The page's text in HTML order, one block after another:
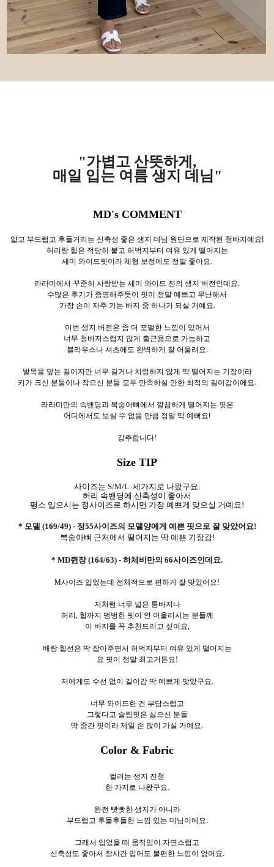
"가볍고 산뜻하게,
매일 입는 여름 생지 데님"
MD's COMMENT
얇고 부드럽고 후들거리는 신축성 좋은 생지 데님 원단으로 제작된 청바지예요!
허리랑 힙은 적당히 붙고 허벅지부터 여유 있게 떨어지는
세미 와이드핏이라 체형 보정에도 정말 좋아요.
라라미에서 꾸준히 사랑받는 세미 와이드 진의 생지 버전인데요.
수많은 후기가 증명해주듯이 핏이 정말 예쁘고 무난해서
가장 손이 자주 가는 바지 중 하나가 되실 거예요.
이번 생지 버전은 좀 더 포멀한 느낌이 있어서
너무 청바지스럽지 않게 출근용으로 가능하고
블라우스나 셔츠에도 완벽하게 잘 어울려요.
발목을 덮는 길이지만 너무 길거나 치렁하지 않게 딱 떨어지는 기장이라
키가 크신 분들이나 작으신 분들 모두 만족하실 만한 최적의 길이감이에요.
라라미만의 속밴딩과 복숭아뼈에서 깔끔하게 떨어지는 핏은
어디에서도 보실 수 없을 만큼 정말 딱 예뻐요!
강추합니다!
Size TIP
사이즈는 S/M/L. 세가지로 나왔구요.
허리 속밴딩에 신축성이 좋아서
평소 입으시는 정사이즈로 하시면 가장 예쁘게 맞으실 거예요!
* 모델 (169/49) - 정55사이즈의 모델양에게 예쁜 핏으로 잘 맞았어요!
복숭아뼈 근처에서 떨어지는 딱 예쁜 기장감!
* MD쥔장 (164/63) - 하체비만의 66사이즈인데요.
M사이즈 입었는데 전체적으로 편하게 잘 맞았어요!
저처럼 너무 넓은 통바지나
허리, 힙까지 벙벙한 핏이 안 어울리시는 분들께
이 바지를 꼭 추천드리고 싶어요,
배랑 힙선은 딱 잡아주면서 허벅지부터 여유 있게 떨어지는
요 핏이 정말 최고거든요!
저에게도 수선 없이 길이감 딱 예쁘게 맞았구요.
너무 와이드한 건 부담스럽고
그렇다고 슬림핏은 싫으신 분들
딱 중간 핏이라 제일 손 많이 가실 거예요.
Color & Fabric
컬러는 생지 진청
한 가지로 나왔구요.
완전 빳빳한 생지가 아니라
부드럽고 후들후들한 느낌 있는 데님이에요.
그래서 입었을 때 움직임이 자연스럽고
신축성도 좋아서 장시간 입어도 불편한 느낌이 없어요.